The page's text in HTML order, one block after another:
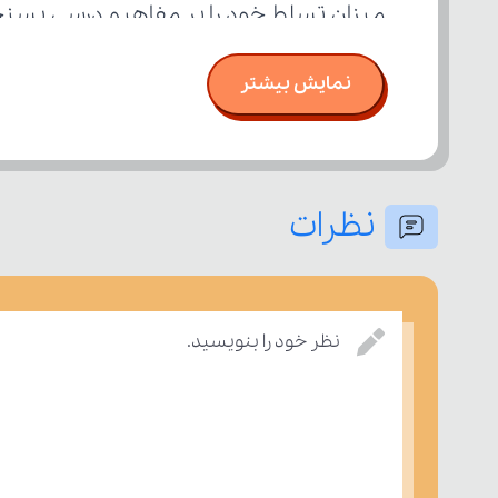
میزان تسلط خود را بر مفاهیم درسی
نمایش بیشتر
نظرات
نظر خود را بنویسید.